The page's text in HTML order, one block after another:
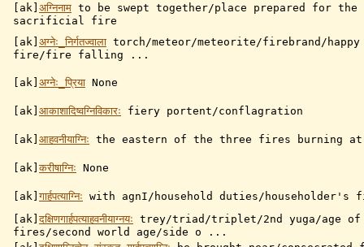
[ak] अग्निनाम to be swept together/place prepared for
sacrificial fire
[ak] अग्नेः_निर्गतज्वाला torch/meteor/meteorite/firebrand/
fire/fire falling ...
[ak] अग्नेः_प्रिया None
[ak] आकाशादिष्वग्निविकारः fiery portent/conflagration
[ak] आहवनीयाग्निः the eastern of the three fires burning
[ak]करीषाग्निः None
[ak]गार्हपत्याग्निः with agnI/household duties/householder's
[ak]दक्षिणगार्हपत्याहवनीयाग्नयः trey/triad/triplet/2nd yuga/age of
fires/second world age/side o ...